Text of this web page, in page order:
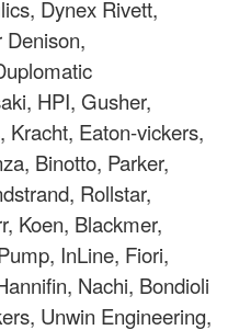
Dynex Rivett,
Denison,
HPI, Gusher,
Kracht, Eaton-vickers,
Binotto, Parker,
Rollstar,
Koen, Blackmer,
InLine, Fiori,
Nachi, Bondioli
Unwin Engineering,